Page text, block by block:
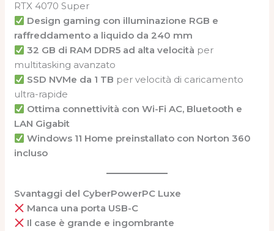
RTX 4070 Super
Design gaming con illuminazione RGB e
raffreddamento a liquido da 240 mm
32 GB di RAM DDR5 ad alta velocità per
multitasking avanzato
SSD NVMe da 1 TB per velocità di caricamento
ultra-rapide
Ottima connettività con Wi-Fi AC, Bluetooth e
LAN Gigabit
Windows 11 Home preinstallato con Norton 360
incluso
Svantaggi del CyberPowerPC Luxe
Manca una porta USB-C
Il case è grande e ingombrante